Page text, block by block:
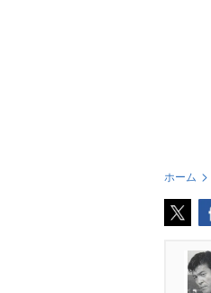
ホーム